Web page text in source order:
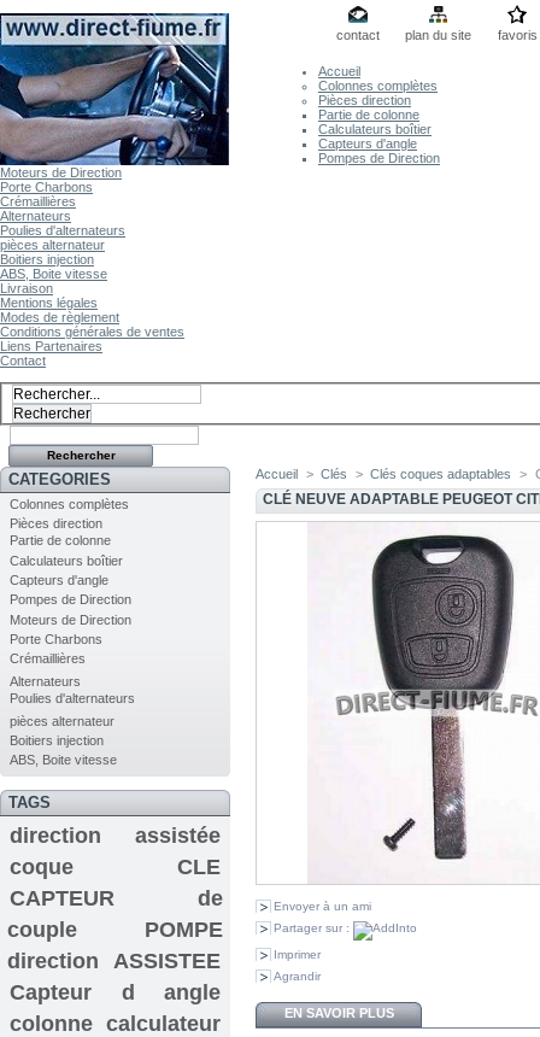
contact plan du site favoris
Accueil
Colonnes complètes
Pièces direction
Partie de colonne
Calculateurs boîtier
Capteurs d'angle
Pompes de Direction
Moteurs de Direction
Porte Charbons
Crémaillières
Alternateurs
Poulies d'alternateurs
pièces alternateur
Boitiers injection
ABS, Boite vitesse
Livraison
Mentions légales
Modes de règlement
Conditions générales de ventes
Liens Partenaires
Contact
CATEGORIES
Colonnes complètes
Pièces direction
Partie de colonne
Calculateurs boîtier
Capteurs d'angle
Pompes de Direction
Moteurs de Direction
Porte Charbons
Crémaillières
Alternateurs
Poulies d'alternateurs
pièces alternateur
Boitiers injection
ABS, Boite vitesse
TAGS
direction assistée
coque CLE
CAPTEUR de
couple
POMPE
direction ASSISTEE
Capteur d angle
colonne calculateur
Accueil > Clés > Clés coques adaptables >
CLÉ NEUVE ADAPTABLE PEUGEOT
Envoyer à un ami
Partager sur :
Imprimer
Agrandir
EN SAVOIR PLUS